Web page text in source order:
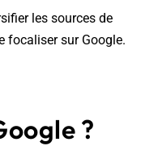
les sources de
focaliser sur Google.
?